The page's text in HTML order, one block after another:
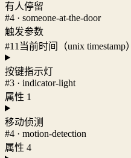
有人停留
#4 · someone-at-the-door
触发参数
#11 当前时间（unix timestamp）
按键指示灯
#3 · indicator-light
属性 1
移动侦测
#4 · motion-detection
属性 4